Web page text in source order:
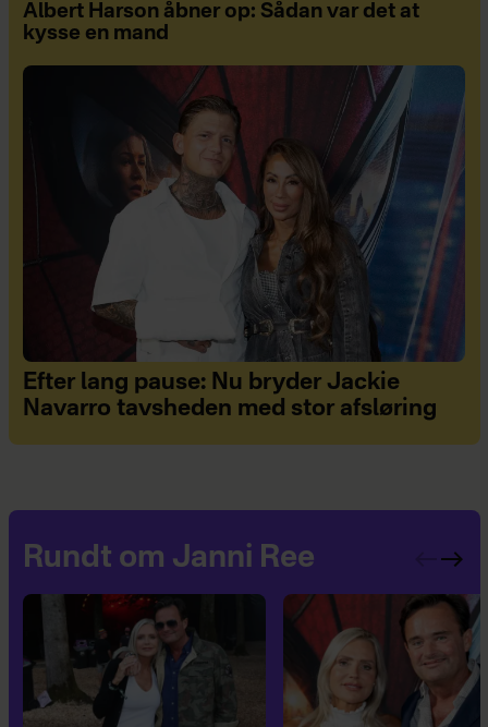
Albert Harson åbner op: Sådan var det at
kysse en mand
Efter lang pause: Nu bryder Jackie
Navarro tavsheden med stor afsløring
Rundt om Janni Ree